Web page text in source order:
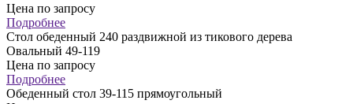
Цена по запросу
Подробнее
Стол обеденный 240 раздвижной из тикового дерева
Овальный 49-119
Цена по запросу
Подробнее
Обеденный стол 39-115 прямоугольный